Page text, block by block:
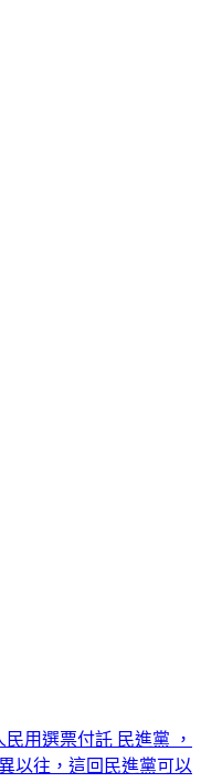
用選票付託 民進黨 ，
以往，這回民進黨可以